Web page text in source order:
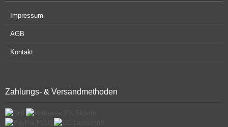
Impressum
AGB
Kontakt
Zahlungs- & Versandmethoden